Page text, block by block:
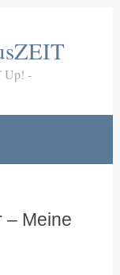
Up!
– Meine